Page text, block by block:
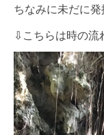
ちなみに未だに
⇩こちらは時の